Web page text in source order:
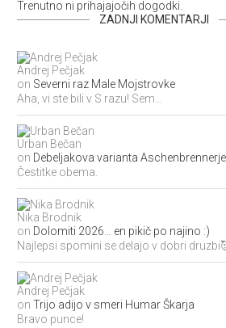
Trenutno ni prihajajočih dogodki.
ZADNJI KOMENTARJI
Andrej Pečjak
on Severni raz Male Mojstrovke
Aha, vi ste bili v S razu! Sem...
Urban Bečan
on Debeljakova varianta
Čestitke obema.
Nika Brodnik
on Dolomiti 2026… en pikič po najino :)
Najlepsi spomini se delajo v dobri
Andrej Pečjak
on Trijo adijo v smeri Humar Škarja
Bravo punce!